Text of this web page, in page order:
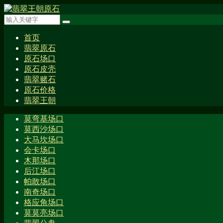
首页
翡翠原石
原石场口
原石皮壳
翡翠赌石
原石价格
翡翠王朝
莫弯基场口
莫西沙场口
大马坎场口
会卡场口
木那场口
后江场口
帕敢场口
南奇场口
格应角场口
莫莫亮场口